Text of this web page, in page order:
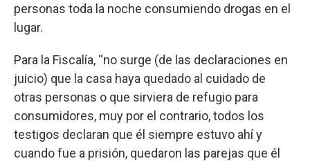
personas toda la noche consumiendo drogas en el
lugar.
Para la Fiscalía, “no surge (de las declaraciones en
juicio) que la casa haya quedado al cuidado de
otras personas o que sirviera de refugio para
consumidores, muy por el contrario, todos los
testigos declaran que él siempre estuvo ahí y
cuando fue a prisión, quedaron las parejas que él